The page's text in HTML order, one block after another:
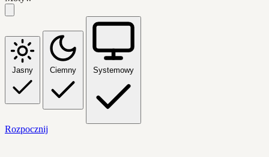
Jasny Ciemny Systemowy
Rozpocznij